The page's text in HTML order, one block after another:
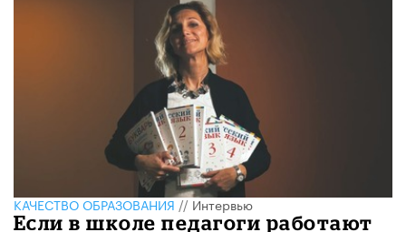
КАЧЕСТВО ОБРАЗОВАНИЯ//Интервью
Если в школе педагоги работают